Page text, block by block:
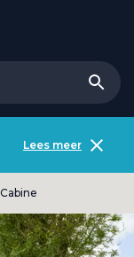
Lees meer